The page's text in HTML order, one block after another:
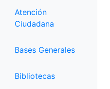
Atención
Ciudadana
Bases Generales
Bibliotecas